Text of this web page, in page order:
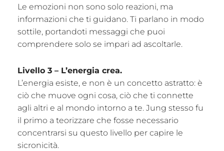
Le emozioni non sono solo reazioni, ma
informazioni che ti guidano. Ti parlano in modo
sottile, portandoti messaggi che puoi
comprendere solo se impari ad ascoltarle.
Livello 3 – L’energia crea.
L’energia esiste, e non è un concetto astratto: è
ciò che muove ogni cosa, ciò che ti connette
agli altri e al mondo intorno a te. Jung stesso fu
il primo a teorizzare che fosse necessario
concentrarsi su questo livello per capire le
sicronicità.